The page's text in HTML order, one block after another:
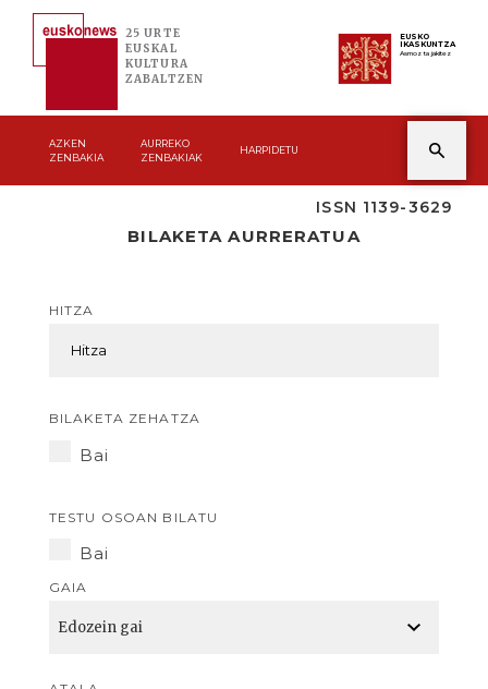
25 URTE
EUSKAL
KULTURA
ZABALTZEN
EUSKO
IKASKUNTZA
Asmoz ta jakitez
AZKEN
ZENBAKIA
AURREKO
ZENBAKIAK
HARPIDETU
ISSN 1139-3629
BILAKETA AURRERATUA
HITZA
BILAKETA ZEHATZA
Bai
TESTU OSOAN BILATU
Bai
GAIA